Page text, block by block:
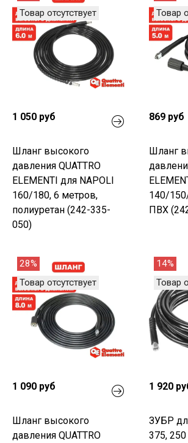
Товар отсутствует
1 050 руб
Шланг высокого
давления QUATTRO
ELEMENTI для NAPOLI
160/180, 6 метров,
полиуретан (242-335-
050)
Товар
869 руб
Шланг
140/
ПВХ
28%
Товар отсутствует
1 090 руб
Шланг высокого
давления QUATTRO
14%
Товар
1 920
ЗУБР
375,